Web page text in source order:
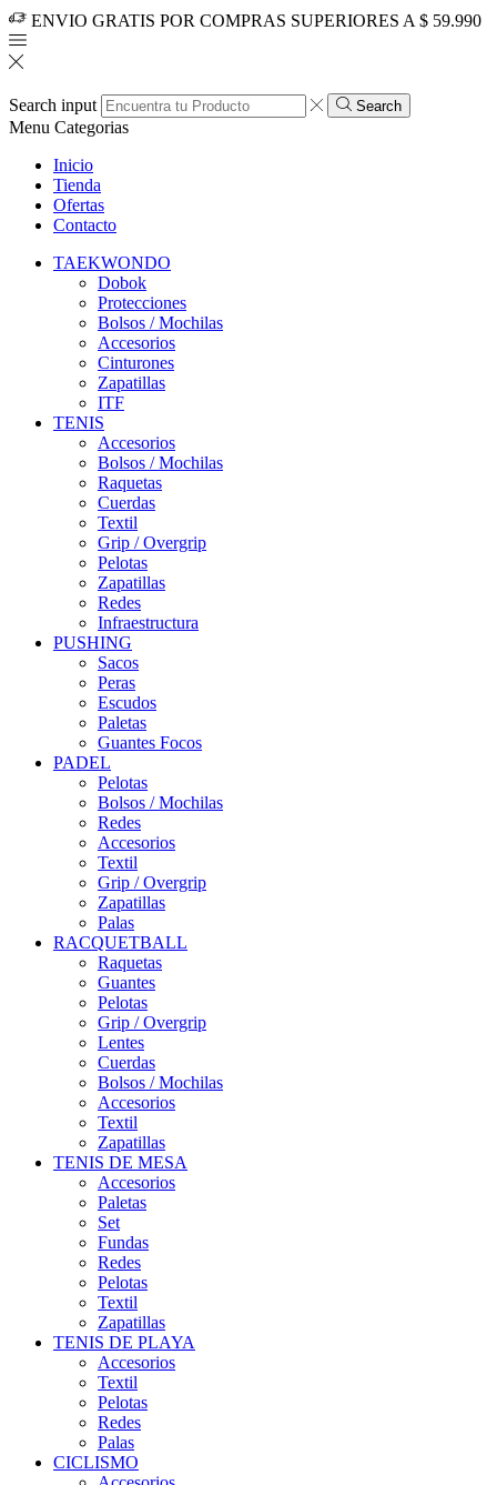
ENVIO GRATIS POR COMPRAS SUPERIORES A $ 59.990
Search input Search
Menu Categorias
Inicio
Tienda
Ofertas
Contacto
TAEKWONDO
Dobok
Protecciones
Bolsos / Mochilas
Accesorios
Cinturones
Zapatillas
ITF
TENIS
Accesorios
Bolsos / Mochilas
Raquetas
Cuerdas
Textil
Grip / Overgrip
Pelotas
Zapatillas
Redes
Infraestructura
PUSHING
Sacos
Peras
Escudos
Paletas
Guantes Focos
PADEL
Pelotas
Bolsos / Mochilas
Redes
Accesorios
Textil
Grip / Overgrip
Zapatillas
Palas
RACQUETBALL
Raquetas
Guantes
Pelotas
Grip / Overgrip
Lentes
Cuerdas
Bolsos / Mochilas
Accesorios
Textil
Zapatillas
TENIS DE MESA
Accesorios
Paletas
Set
Fundas
Redes
Pelotas
Textil
Zapatillas
TENIS DE PLAYA
Accesorios
Textil
Pelotas
Redes
Palas
CICLISMO